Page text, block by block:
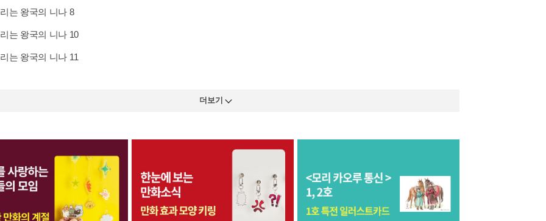
는 왕국의 니나 8
는 왕국의 니나 10
는 왕국의 니나 11
더보기